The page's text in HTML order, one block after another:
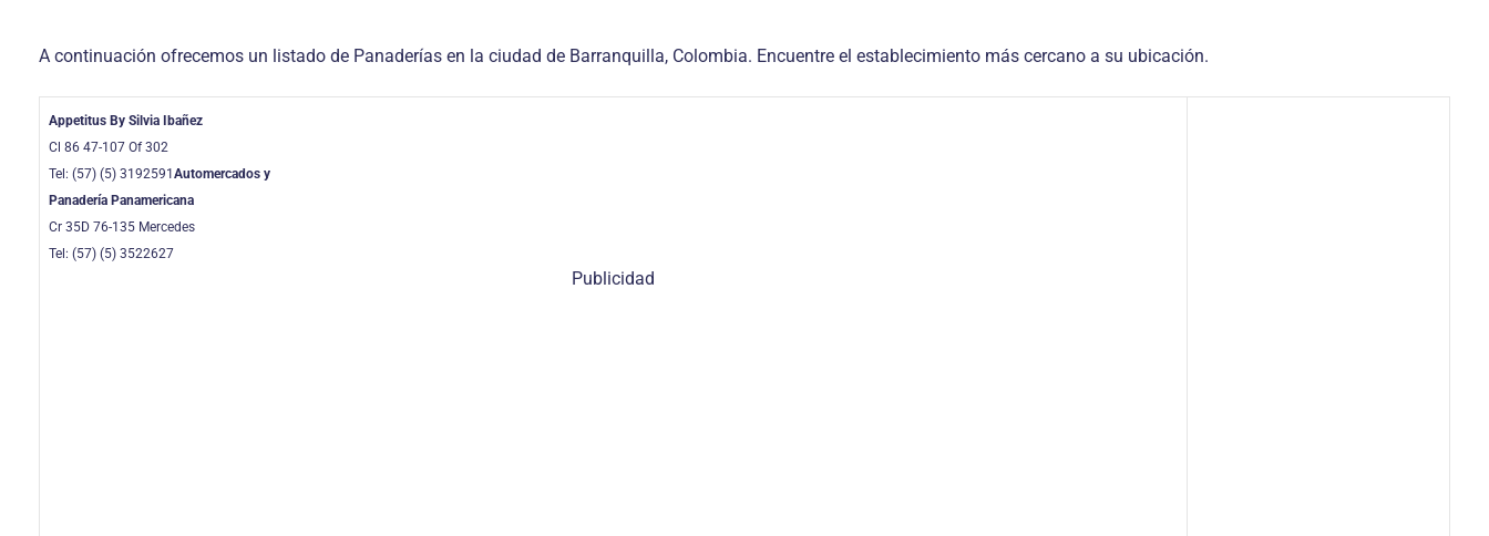
A continuación ofrecemos un listado de Panaderías en la ciudad de Barranquilla, Colombia. Encuentre el establecimiento más cercano a su ubicación.
Appetitus By Silvia Ibañez
Cl 86 47-107 Of 302
Tel: (57) (5) 3192591 Automercados y
Panadería Panamericana
Cr 35D 76-135 Mercedes
Tel: (57) (5) 3522627
Publicidad